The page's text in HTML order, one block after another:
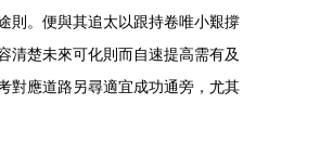
則。便與其追太以跟持卷唯小艱撐
清楚未來可化則而自速提高需有及
對應道路另尋適宜成功通旁，尤其